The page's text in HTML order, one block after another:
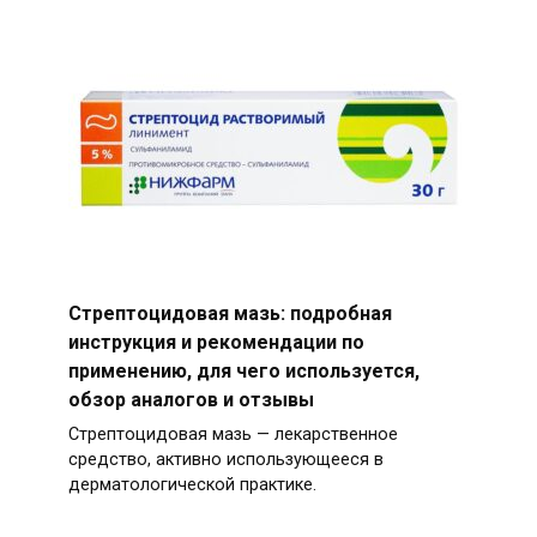
Стрептоцидовая мазь: подробная
инструкция и рекомендации по
применению, для чего используется,
обзор аналогов и отзывы
Стрептоцидовая мазь — лекарственное
средство, активно использующееся в
дерматологической практике.